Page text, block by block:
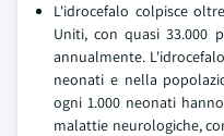
L'idrocefalo colpisce
Uniti, con quasi 33.000
annualmente.
neonati e nella
ogni 1.000 neonati
malattie neurologiche,